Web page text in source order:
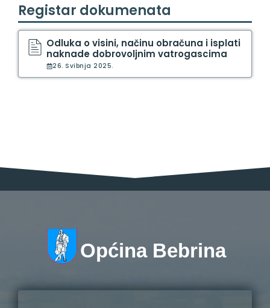
Registar dokumenata
Odluka o visini, načinu obračuna i isplati
naknade dobrovoljnim vatrogascima
26. Svibnja 2025.
Općina Bebrina